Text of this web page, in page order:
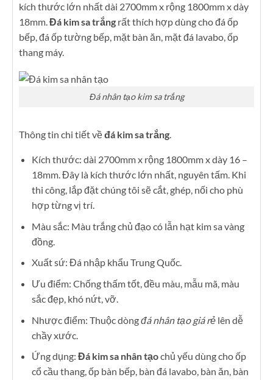
kích thước lớn nhất dài 2700mm x rộng 1800mm x dày
18mm.Đá kim sa trắng rất thích hợp dùng cho đá ốp
bếp, đá ốp tường bếp, mặt bàn ăn, mặt đá lavabo, ốp
thang máy.
Đá nhân tạo kim sa trắng
Thông tin chi tiết vềđá kim sa trắng.
Kích thước: dài 2700mm x rộng 1800mm x dày 16 –
18mm. Đây là kích thước lớn nhất, nguyên tấm. Khi
thi công, lắp đặt chúng tôi sẽ cắt, ghép, nối cho phù
hợp từng vị trí.
Màu sắc: Màu trắng chủ đạo có lẫn hạt kim sa vàng
đồng.
Xuất sứ: Đá nhập khẩu Trung Quốc.
Ưu điểm: Chống thấm tốt, đều màu, mẫu mã, màu
sắc đẹp, khó nứt, vỡ.
Nhược điểm: Thuộc dòngđá nhân tạo giá rẻlên dễ
chầy xước.
Ứng dụng: Đá kim sa nhân tạochủ yếu dùng cho ốp
cổ cầu thang, ốp bàn bếp, bàn đá lavabo, bàn ăn, bàn